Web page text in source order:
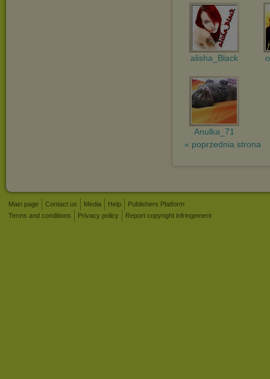
alisha_Black
Anulka_71
« poprzednia strona
Main page Contact us Media Help
Publishers Platform
Terms and conditions
Privacy policy Report copyright infringement